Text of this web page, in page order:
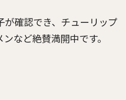
が確認でき、チューリップ
など絶賛満開中です。